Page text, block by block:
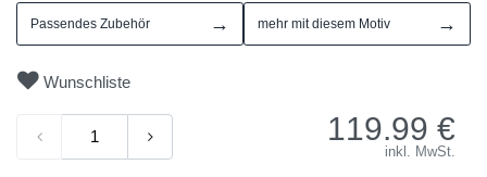
Passendes Zubehör → mehr mit diesem Motiv →
Wunschliste
119.99 €
inkl. MwSt.